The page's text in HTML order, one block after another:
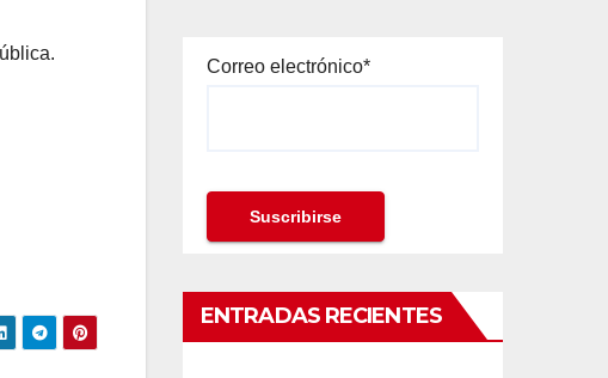
Correo electrónico*
ENTRADAS RECIENTES